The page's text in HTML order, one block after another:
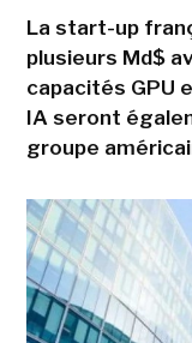
La start-up
plusieurs Md$
capacités GPU
IA seront
groupe